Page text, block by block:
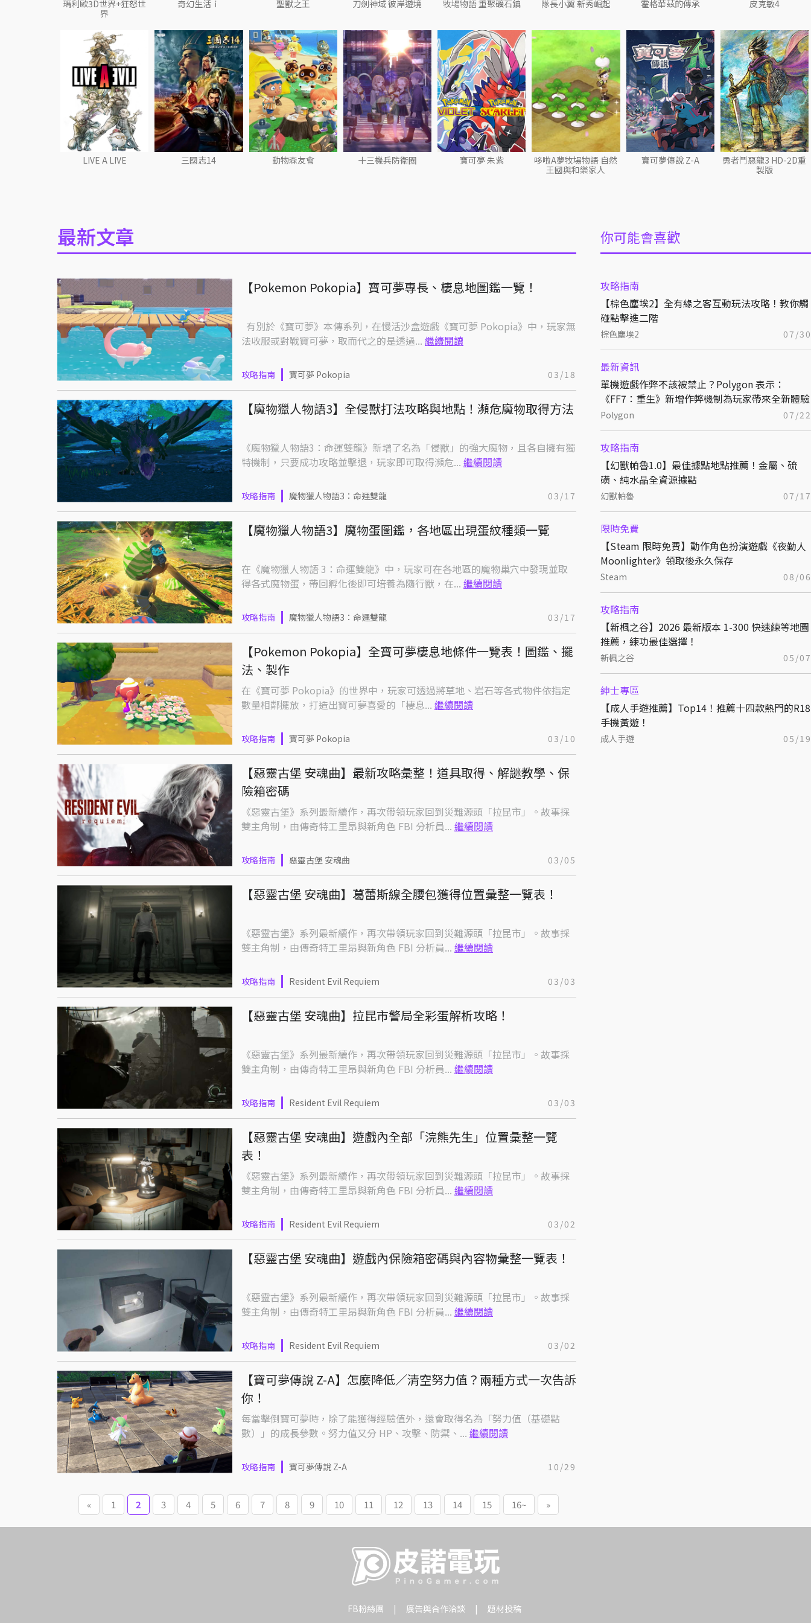
瑪利歐3D世界+狂怒世
界
奇幻生活ｉ 聖獸之王 刀劍神域 彼岸遊境 牧場物語 重聚礦石鎮 隊長小翼 新秀崛起 霍格華茲的傳承 皮克敏4
LIVE A LIVE 三國志14 動物森友會 十三機兵防衛圈 寶可夢 朱紫
哆啦A夢牧場物語 自然
王國與和樂家人
寶可夢傳說 Z-A
勇者鬥惡龍3 HD-2D重
製版
你可能會喜歡
攻略指南
【棕色塵埃2】全有緣之客互動玩法攻略！教你觸
碰點擊進二階
棕色塵埃2 07/30
最新資訊
單機遊戲作弊不該被禁止？Polygon 表示：
《FF7：重生》新增作弊機制為玩家帶來全新體驗
Polygon 07/22
攻略指南
【幻獸帕魯1.0】最佳據點地點推薦！金屬、硫
磺、純水晶全資源據點
幻獸帕魯 07/17
限時免費
【Steam 限時免費】動作角色扮演遊戲《夜勤人
Moonlighter》領取後永久保存
Steam 08/06
攻略指南
【新楓之谷】2026 最新版本 1-300 快速練等地圖
推薦，練功最佳選擇！
新楓之谷 05/07
紳士專區
【成人手遊推薦】Top14！推薦十四款熱門的R18
手機黃遊！
成人手遊 05/19
最新文章
【Pokemon Pokopia】寶可夢專長、棲息地圖鑑一覽！
法收服或對戰寶可夢，取而代之的是透過... 繼續閱讀
攻略指南 寶可夢 Pokopia 03/18
【魔物獵人物語3】全侵獸打法攻略與地點！瀕危魔物取得方法
《魔物獵人物語3：命運雙龍》新增了名為「侵獸」的強大魔物，且各自擁有獨
特機制，只要成功攻略並擊退，玩家即可取得瀕危... 繼續閱讀
攻略指南 魔物獵人物語3：命運雙龍 03/17
【魔物獵人物語3】魔物蛋圖鑑，各地區出現蛋紋種類一覽
在《魔物獵人物語 3：命運雙龍》中，玩家可在各地區的魔物巢穴中發現並取
得各式魔物蛋，帶回孵化後即可培養為隨行獸，在... 繼續閱讀
攻略指南 魔物獵人物語3：命運雙龍 03/17
【Pokemon Pokopia】全寶可夢棲息地條件一覽表！圖鑑、擺
法、製作
在《寶可夢 Pokopia》的世界中，玩家可透過將草地、岩石等各式物件依指定
數量相鄰擺放，打造出寶可夢喜愛的「棲息... 繼續閱讀
攻略指南 寶可夢 Pokopia 03/10
【惡靈古堡 安魂曲】最新攻略彙整！道具取得、解謎教學、保
險箱密碼
《惡靈古堡》系列最新續作，再次帶領玩家回到災難源頭「拉昆市」。故事採
雙主角制，由傳奇特工里昂與新角色 FBI 分析員... 繼續閱讀
攻略指南 惡靈古堡 安魂曲 03/05
【惡靈古堡 安魂曲】葛蕾斯線全腰包獲得位置彙整一覽表！
《惡靈古堡》系列最新續作，再次帶領玩家回到災難源頭「拉昆市」。故事採
雙主角制，由傳奇特工里昂與新角色 FBI 分析員... 繼續閱讀
攻略指南 Resident Evil Requiem 03/03
【惡靈古堡 安魂曲】拉昆市警局全彩蛋解析攻略！
《惡靈古堡》系列最新續作，再次帶領玩家回到災難源頭「拉昆市」。故事採
雙主角制，由傳奇特工里昂與新角色 FBI 分析員... 繼續閱讀
攻略指南 Resident Evil Requiem 03/03
【惡靈古堡 安魂曲】遊戲內全部「浣熊先生」位置彙整一覽
表！
《惡靈古堡》系列最新續作，再次帶領玩家回到災難源頭「拉昆市」。故事採
雙主角制，由傳奇特工里昂與新角色 FBI 分析員... 繼續閱讀
攻略指南 Resident Evil Requiem 03/02
【惡靈古堡 安魂曲】遊戲內保險箱密碼與內容物彙整一覽表！
《惡靈古堡》系列最新續作，再次帶領玩家回到災難源頭「拉昆市」。故事採
雙主角制，由傳奇特工里昂與新角色 FBI 分析員... 繼續閱讀
攻略指南 Resident Evil Requiem 03/02
【寶可夢傳說 Z-A】怎麼降低／清空努力值？兩種方式一次告訴
你！
每當擊倒寶可夢時，除了能獲得經驗值外，還會取得名為「努力值（基礎點
數）」的成長參數。努力值又分 HP、攻擊、防禦、... 繼續閱讀
攻略指南 寶可夢傳說 Z-A 10/29
« 1 2 3 4 5 6 7 8 9 10 11 12 13 14 15 16~ »
FB粉絲團 廣告與合作洽談 題材投稿